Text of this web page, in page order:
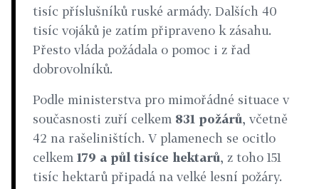
tisíc příslušníků ruské armády. Dalších 40
tisíc vojáků je zatím připraveno k zásahu.
Přesto vláda požádala o pomoc i z řad
dobrovolníků.
Podle ministerstva pro mimořádné situace v
současnosti zuří celkem 831 požárů, včetně
42 na rašeliništích. V plamenech se ocitlo
celkem 179 a půl tisíce hektarů, z toho 151
tisíc hektarů připadá na velké lesní požáry.